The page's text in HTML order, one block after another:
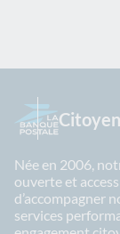
Née en 2006,
ouverte et
d’accompagner
services